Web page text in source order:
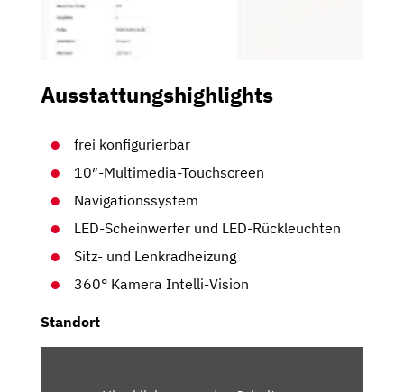
Ausstattungshighlights
frei konfigurierbar
10″-Multimedia-Touchscreen
Navigationssystem
LED-Scheinwerfer und LED-Rückleuchten
Sitz- und Lenkradheizung
360° Kamera Intelli-Vision
Standort